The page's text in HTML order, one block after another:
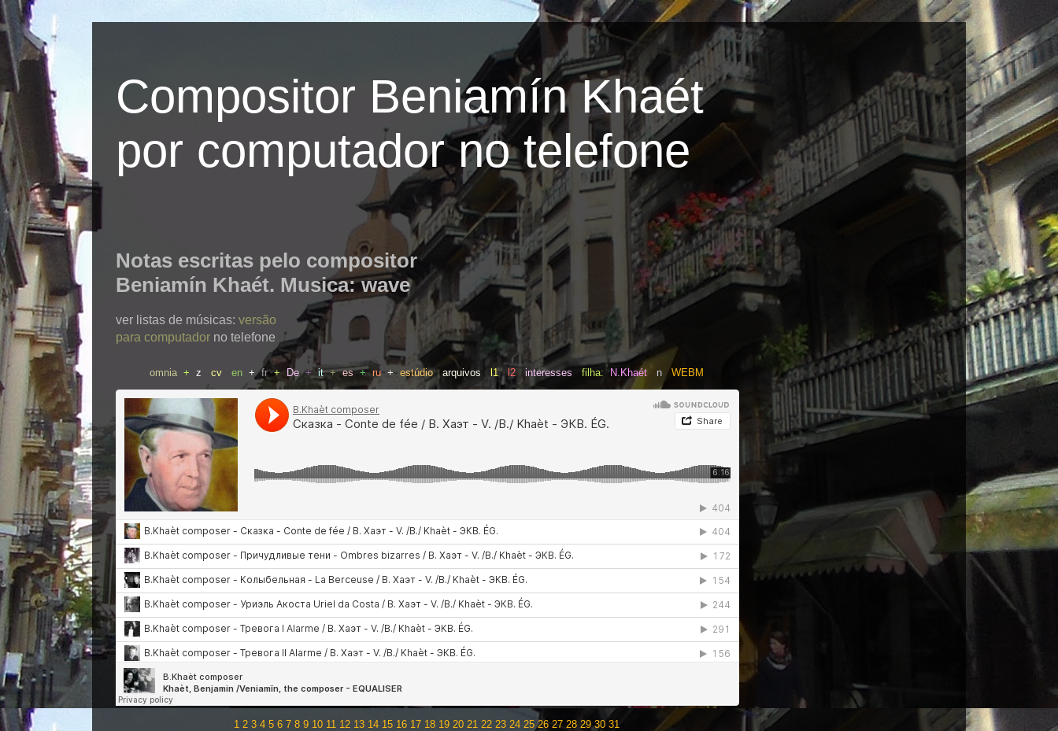
Compositor Beniamín Khaét
por computador no telefone
Notas escritas pelo compositor
Beniamín Khaét. Musica: wave
ver listas de músicas: versão
para computador no telefone
omnia + z cv en + fr + De + it + es + ru + estúdio arquivos l1 l2 interesses filha: N.Khaét n WEBM
1 2 3 4 5 6 7 8 9 10 11 12 13 14 15 16 17 18 19 20 21 22 23 24 25 26 27 28 29 30 31